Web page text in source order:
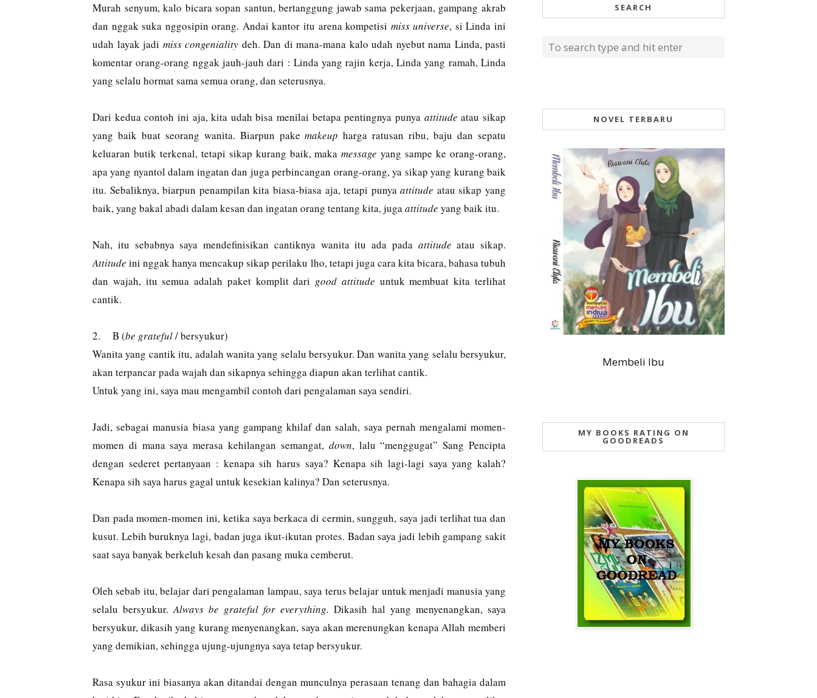
Murah senyum, kalo bicara sopan santun, bertanggung jawab sama pekerjaan, gampang akrab
dan nggak suka nggosipin orang. Andai kantor itu arena kompetisi miss universe, si Linda ini
udah layak jadi miss congeniality deh. Dan di mana-mana kalo udah nyebut nama Linda, pasti
komentar orang-orang nggak jauh-jauh dari : Linda yang rajin kerja, Linda yang ramah, Linda
yang selalu hormat sama semua orang, dan seterusnya.
Dari kedua contoh ini aja, kita udah bisa menilai betapa pentingnya punya attitude atau sikap
yang baik buat seorang wanita. Biarpun pakemakeup harga ratusan ribu, baju dan sepatu
keluaran butik terkenal, tetapi sikap kurang baik, makamessageyang sampe ke orang-orang,
apa yang nyantol dalam ingatan dan juga perbincangan orang-orang, ya sikap yang kurang baik
itu. Sebaliknya, biarpun penampilan kita biasa-biasa aja, tetapi punyaattitude atau sikap yang
baik, yang bakal abadi dalam kesan dan ingatan orang tentang kita, jugaattitude yang baik itu.
Nah, itu sebabnya saya mendefinisikan cantiknya wanita itu ada pada attitude atau sikap.
Attitude ini nggak hanya mencakup sikap perilaku lho, tetapi juga cara kita bicara, bahasa tubuh
dan wajah, itu semua adalah paket komplit dari good attitude untuk membuat kita terlihat
cantik.
2. B (be grateful/ bersyukur)
Wanita yang cantik itu, adalah wanita yang selalu bersyukur. Dan wanita yang selalu bersyukur,
akan terpancar pada wajah dan sikapnya sehingga diapun akan terlihat cantik.
Untuk yang ini, saya mau mengambil contoh dari pengalaman saya sendiri.
Jadi, sebagai manusia biasa yang gampang khilaf dan salah, saya pernah mengalami momen-
momen di mana saya merasa kehilangan semangat, down, lalu “menggugat” Sang Pencipta
dengan sederet pertanyaan : kenapa sih harus saya? Kenapa sih lagi-lagi saya yang kalah?
Kenapa sih saya harus gagal untuk kesekian kalinya? Dan seterusnya.
Dan pada momen-momen ini, ketika saya berkaca di cermin, sungguh, saya jadi terlihat tua dan
kusut. Lebih buruknya lagi, badan juga ikut-ikutan protes. Badan saya jadi lebih gampang sakit
saat saya banyak berkeluh kesah dan pasang muka cemberut.
Oleh sebab itu, belajar dari pengalaman lampau, saya terus belajar untuk menjadi manusia yang
selalu bersyukur.Always be grateful for everything. Dikasih hal yang menyenangkan, saya
bersyukur, dikasih yang kurang menyenangkan, saya akan merenungkan kenapa Allah memberi
yang demikian, sehingga ujung-ujungnya saya tetap bersyukur.
Rasa syukur ini biasanya akan ditandai dengan munculnya perasaan tenang dan bahagia dalam
SEARCH
NOVEL TERBARU
Membeli Ibu
MY BOOKS RATING ON
GOODREADS